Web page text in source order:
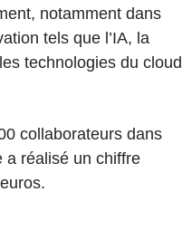
notamment dans
tels que l’IA, la
technologies du cloud
collaborateurs dans
a réalisé un chiffre